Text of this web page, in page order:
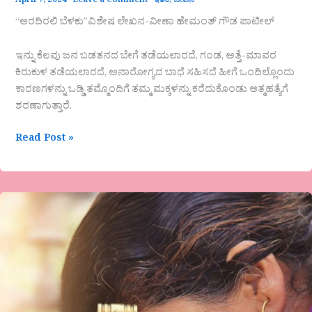
“ಆರದಿರಲಿ ಬೆಳಕು”ವಿಶೇಷ ಲೇಖನ-ವೀಣಾ ಹೇಮಂತ್ ಗೌಡ ಪಾಟೀಲ್
ಇನ್ನು ಕೆಲವು ಜನ ಬಡತನದ ಬೇಗೆ ತಡೆಯಲಾರದೆ, ಗಂಡ, ಅತ್ತೆ-ಮಾವರ
ಕಿರುಕುಳ ತಡೆಯಲಾರದೆ, ಅನಾರೋಗ್ಯದ ಬಾಧೆ ಸಹಿಸದೆ ಹೀಗೆ ಒಂದಿಲ್ಲೊಂದು
ಕಾರಣಗಳನ್ನು ಒಡ್ಡಿ ತಮ್ಮೊಂದಿಗೆ ತಮ್ಮ ಮಕ್ಕಳನ್ನು ಕರೆದುಕೊಂಡು ಆತ್ಮಹತ್ಯೆಗೆ
ಶರಣಾಗುತ್ತಾರೆ.
Read Post »
ಸುರೇಶ
ನೆಗಳಗುಳಿ
ಕವಿತೆ-